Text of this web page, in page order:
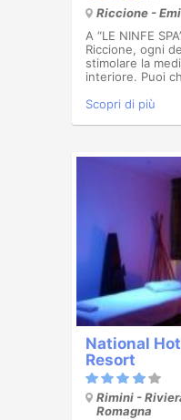
Riccione -
A “LE NINFE
Riccione, ogni
stimolare la
interiore. Puoi
Scopri di più
National
Resort
Rimini -
Romagna